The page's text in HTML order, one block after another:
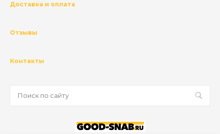
Доставка и оплата
Отзывы
Контакты